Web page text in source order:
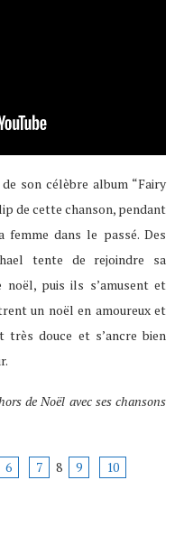
son célèbre album “Fairy
de cette chanson, pendant
dans le passé. Des
tente de rejoindre sa
puis ils s’amusent et
un noël en amoureux et
très douce et s’ancre bien
de Noël avec ses chansons
6 7 8 9
10